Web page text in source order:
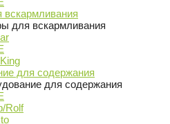
для вскармливания
для содержания
для содержания
Rolf